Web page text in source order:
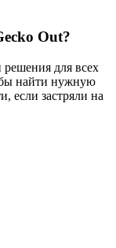
Out?
для всех
найти нужную
если застряли на